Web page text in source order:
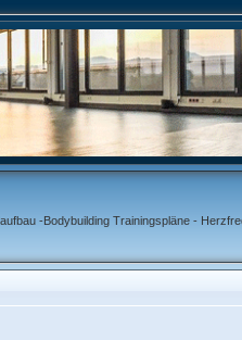
-Bodybuilding Trainingspläne -